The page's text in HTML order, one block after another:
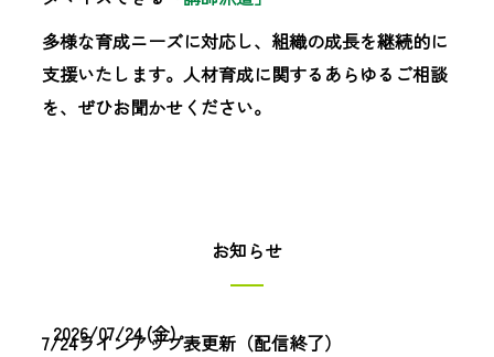
多様な育成ニーズに対応し、組織の成長を継続的に
支援いたします。人材育成に関するあらゆるご相談
を、ぜひお聞かせください。
お知らせ
2026/07/24 (金)
7/24ラインアップ表更新（配信終了）